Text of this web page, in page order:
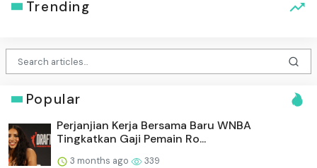
Trending
Popular
Perjanjian Kerja Bersama Baru WNBA
Tingkatkan Gaji Pemain Ro...
3 months ago 339